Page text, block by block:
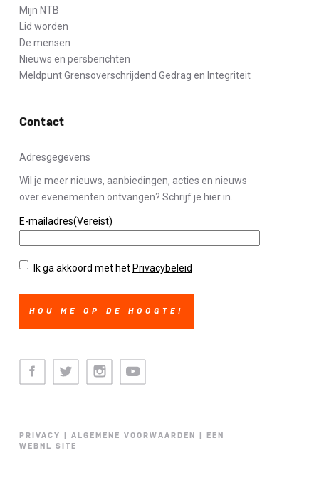
Mijn NTB
Lid worden
De mensen
Nieuws en persberichten
Meldpunt Grensoverschrijdend Gedrag en Integriteit
Contact
Adresgegevens
Wil je meer nieuws, aanbiedingen, acties en nieuws
over evenementen ontvangen? Schrijf je hier in.
E-mailadres(Vereist)
Privacybeleid(Vereist)
Ik ga akkoord met het Privacybeleid
PRIVACY ALGEMENE VOORWAARDEN
EEN
WEBNL SITE